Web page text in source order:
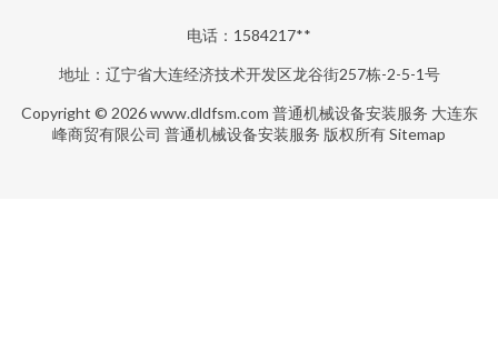
电话：1584217**
地址：辽宁省大连经济技术开发区龙谷街257栋-2-5-1号
Copyright © 2026www.dldfsm.com 普通机械设备安装服务 大连东
峰商贸有限公司 普通机械设备安装服务 版权所有Sitemap